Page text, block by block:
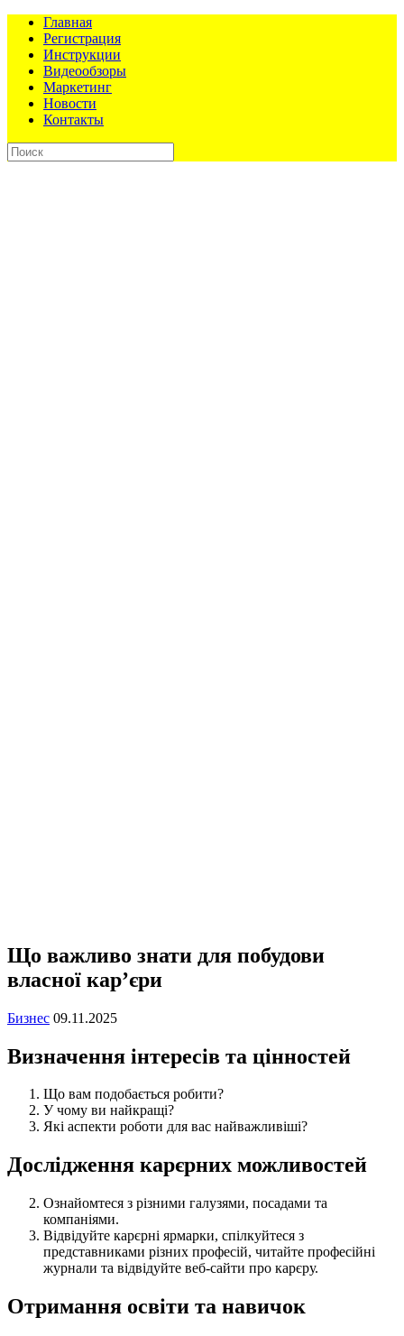
Главная
Регистрация
Инструкции
Видеообзоры
Маркетинг
Новости
Контакты
Що важливо знати для побудови
власної кар’єри
Бизнес 09.11.2025
Визначення інтересів та цінностей
Що вам подобається робити?
У чому ви найкращі?
Які аспекти роботи для вас найважливіші?
Дослідження карєрних можливостей
Ознайомтеся з різними галузями, посадами та
компаніями.
Відвідуйте карєрні ярмарки, спілкуйтеся з
представниками різних професій, читайте професійні
журнали та відвідуйте веб-сайти про карєру.
Отримання освіти та навичок